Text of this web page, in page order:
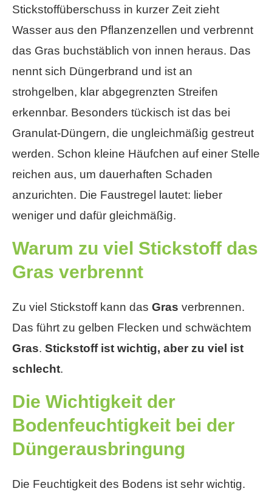
Stickstoffüberschuss in kurzer Zeit zieht
Wasser aus den Pflanzenzellen und verbrennt
das Gras buchstäblich von innen heraus. Das
nennt sich Düngerbrand und ist an
strohgelben, klar abgegrenzten Streifen
erkennbar. Besonders tückisch ist das bei
Granulat-Düngern, die ungleichmäßig gestreut
werden. Schon kleine Häufchen auf einer Stelle
reichen aus, um dauerhaften Schaden
anzurichten. Die Faustregel lautet: lieber
weniger und dafür gleichmäßig.
Warum zu viel Stickstoff das
Gras verbrennt
Zu viel Stickstoff kann das Gras verbrennen.
Das führt zu gelben Flecken und schwächtem
Gras. Stickstoff ist wichtig, aber zu viel ist
schlecht.
Die Wichtigkeit der
Bodenfeuchtigkeit bei der
Düngerausbringung
Die Feuchtigkeit des Bodens ist sehr wichtig.